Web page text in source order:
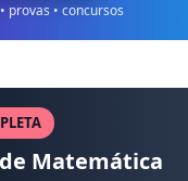
provas • concursos
Matemática